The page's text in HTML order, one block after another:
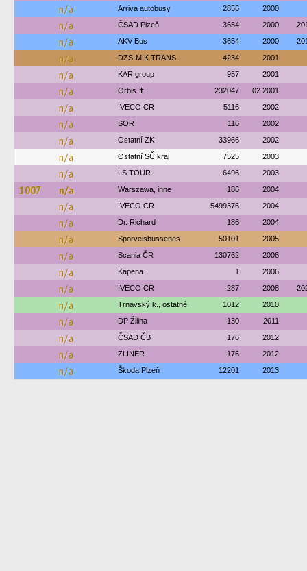
n/a Arriva autobusy 2856 2000
n/a ČSAD Plzeň 3654 2000
n/a AKV Bus 3654 2000
n/a DZS-M.K.TRANS 4234 2001
n/a KAR group 957 2001
n/a Orbis ✝ 232047 02.2001
n/a IVECO CR 5116 2002
n/a SOR 116 2002
n/a Ostatní ZK 33966 2002
n/a Ostatní SČ kraj 7525 2003
n/a LS TOUR 6496 2003
1007 n/a Warszawa, inne 186 2004
n/a IVECO CR 5499376 2004
n/a Dr. Richard 186 2004
n/a Sporveisbussenes 50101 2005
n/a Scania ČR 130762 2006
n/a Kapena 1 2006
n/a IVECO CR 287 2008
n/a Trnavský k., ostatné 1012 2010
n/a DP Žilina 130 2011
n/a ČSAD ČB 176 2012
n/a ZLINER 176 2012
n/a Škoda Plzeň 12201 2013